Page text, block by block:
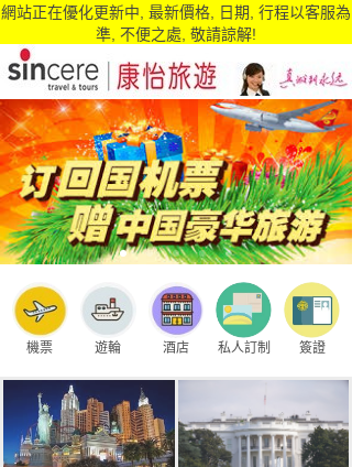
網站正在優化更新中, 最新價格, 日期, 行程以客服為
準, 不便之處, 敬請諒解!
機票 遊輪 酒店 私人訂制 簽證